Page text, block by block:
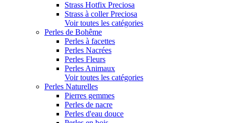
Strass Hotfix Preciosa
Strass à coller Preciosa
Voir toutes les catégories
Perles de Bohême
Perles à facettes
Perles Nacrées
Perles Fleurs
Perles Animaux
Voir toutes les catégories
Perles Naturelles
Pierres gemmes
Perles de nacre
Perles d'eau douce